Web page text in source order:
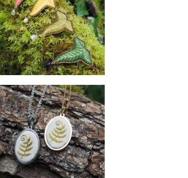
Broche
59€
Fougère des Brumes
Colliers
42€